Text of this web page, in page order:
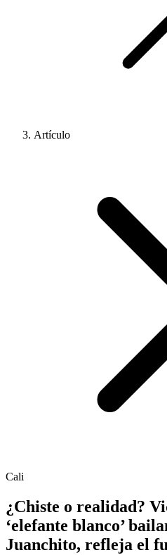
Artículo
Cali
¿Chiste o realidad?
‘elefante blanco’
Juanchito, refleja el